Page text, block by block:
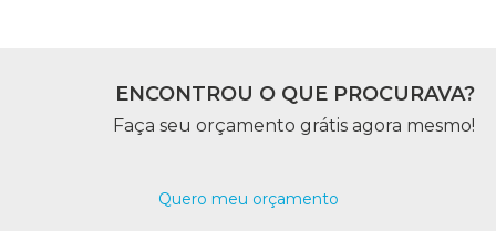
ENCONTROU O QUE PROCURAVA?
Faça seu orçamento grátis agora mesmo!
Quero meu orçamento